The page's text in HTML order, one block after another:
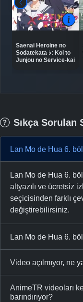
Saenai Heroine no
Sodatekata ♭: Koi to
Junjou no Service-kai
Sıkça Sorulan
Lan Mo de Hua 6.
Lan Mo de Hua 6.
altyazılı ve ücretsiz
seçicisinden farklı
değiştirebilirsiniz.
Lan Mo de Hua 6.
Video açılmıyor, ne
AnimeTR videoları
barındırıyor?